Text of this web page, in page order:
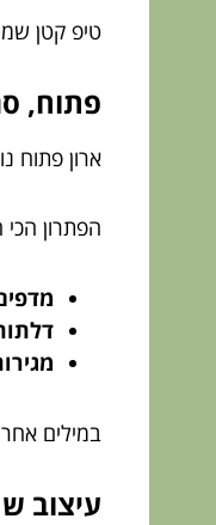
טיפ קטן
פתוח,
ארון פתוח
הפתרון
במילים
עיצוב